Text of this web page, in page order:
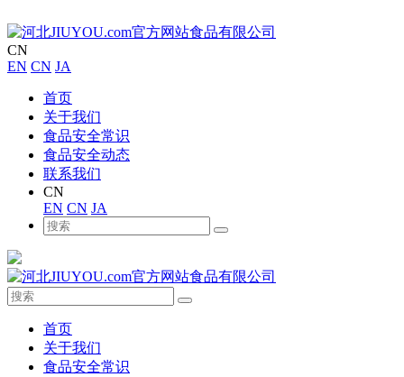
CN
EN CN JA
首页
关于我们
食品安全常识
食品安全动态
联系我们
CN
EN CN JA
首页
关于我们
食品安全常识